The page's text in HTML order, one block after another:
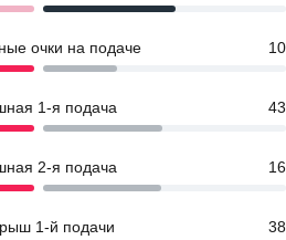
очки на подаче 10
1-я подача 43
2-я подача 16
1-й подачи 38